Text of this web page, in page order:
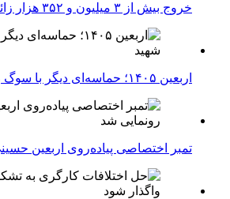
خروج بیش از ۳ میلیون و ۳۵۲ هزار زائر از مرزهای کشور
اربعین ۱۴۰۵؛ حماسه‌ای دیگر با سوگ رهبر شهید
تمبر اختصاصی پیاده‌روی اربعین